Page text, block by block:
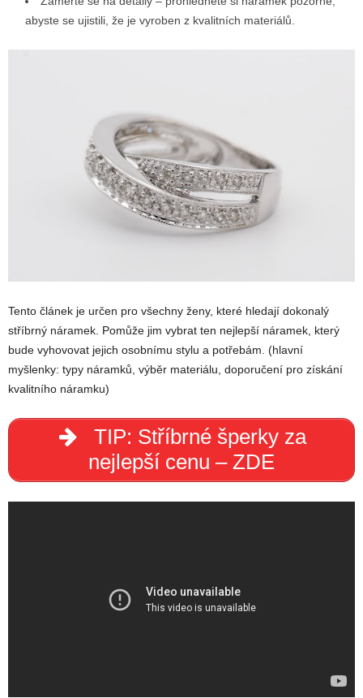
abyste se ujistili, že je vyroben z kvalitních materiálů.
Tento článek je určen pro všechny ženy, které hledají dokonalý
stříbrný náramek. Pomůže jim vybrat ten nejlepší náramek, který
bude vyhovovat jejich osobnímu stylu a potřebám. (hlavní
myšlenky: typy náramků, výběr materiálu, doporučení pro získání
kvalitního náramku)
TIP: Stříbrné šperky za
nejlepší cenu – ZDE